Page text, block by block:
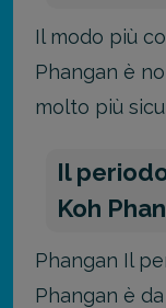
Il modo più
Phangan è
molto più
Il
Koh
Phangan Il
Phangan è